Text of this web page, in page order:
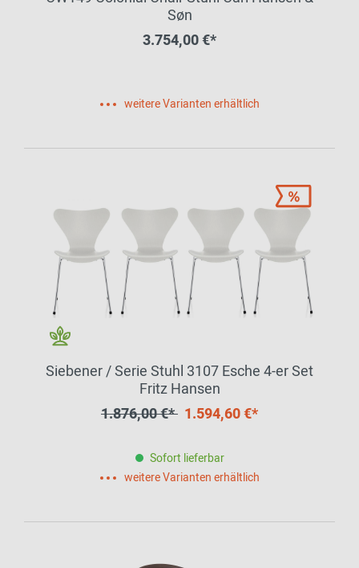
Søn
3.754,00 €*
weitere Varianten erhältlich
Siebener / Serie Stuhl 3107 Esche 4-er Set
Fritz Hansen
1.876,00 €* 1.594,60 €*
Sofort lieferbar
weitere Varianten erhältlich